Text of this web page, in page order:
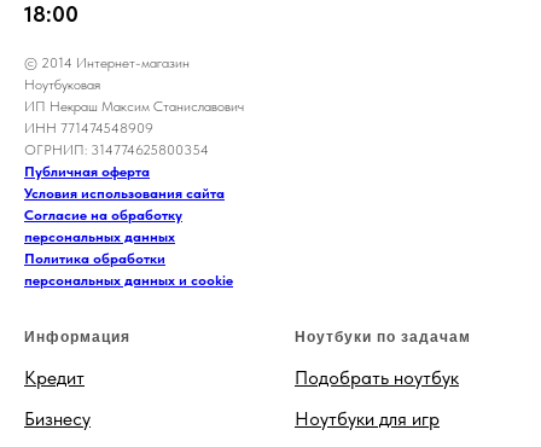
18:00
© 2014 Интернет-магазин
Ноутбуковая
ИП Некраш Максим Станиславович
ИНН 771474548909
ОГРНИП: 314774625800354
Публичная оферта
Условия использования сайта
Согласие на обработку
персональных данных
Политика обработки
персональных данных и cookie
Информация
Кредит
Бизнесу
Ноутбуки по задачам
Подобрать ноутбук
Ноутбуки для игр